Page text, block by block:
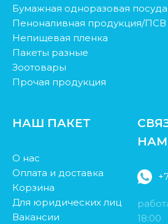
Бумажная одноразовая посуда
Пеноналивная продукция/ПСВ
Непищевая пленка
Пакеты разные
Зоотовары
Прочая продукция
НАШ ПАКЕТ
О нас
Оплата и доставка
Корзина
Для юридических лиц
Вакансии
18:00